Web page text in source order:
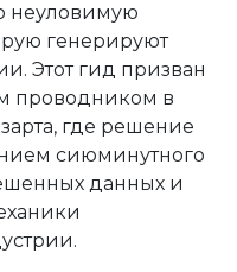
неуловимую
генерируют
Этот гид призван
проводником в
где решение
сиюминутного
данных и